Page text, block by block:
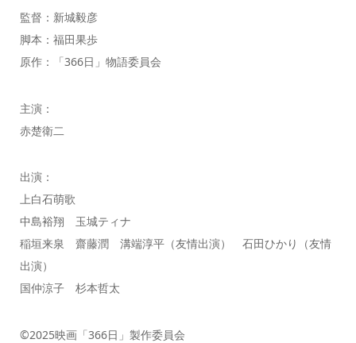
監督：新城毅彦
脚本：福田果歩
原作：「366日」物語委員会
主演：
赤楚衛二
出演：
上白石萌歌
中島裕翔 玉城ティナ
稲垣来泉 齋藤潤 溝端淳平（友情出演） 石田ひかり（友情
出演）
国仲涼子 杉本哲太
©2025映画「366日」製作委員会